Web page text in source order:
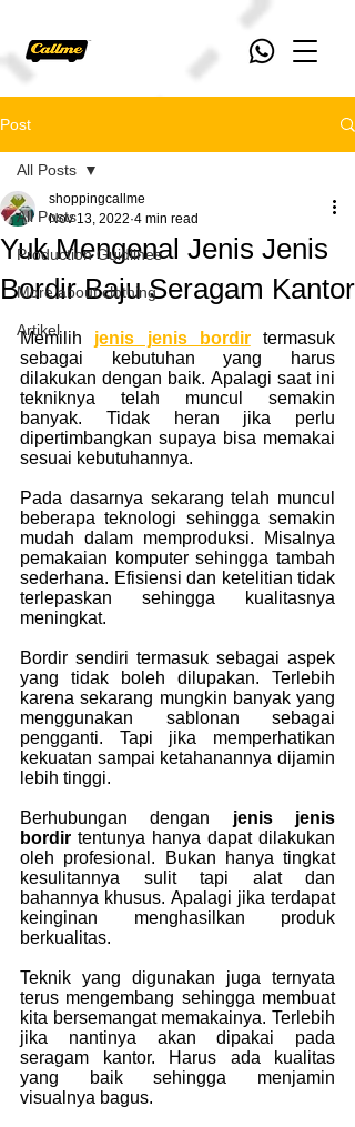
Post
All Posts
Production Guidlines
More about clothing
Artikel
All Posts
Yuk Mengenal Jenis Jenis
Bordir Baju Seragam Kantor
shoppingcallme
Nov 13, 2022 4 min read
Memilih jenis jenis bordir termasuk
sebagai kebutuhan yang harus
dilakukan dengan baik. Apalagi saat ini
tekniknya telah muncul semakin
banyak. Tidak heran jika perlu
dipertimbangkan supaya bisa memakai
sesuai kebutuhannya.
Pada dasarnya sekarang telah muncul
beberapa teknologi sehingga semakin
mudah dalam memproduksi. Misalnya
pemakaian komputer sehingga tambah
sederhana. Efisiensi dan ketelitian tidak
terlepaskan sehingga kualitasnya
meningkat.
Bordir sendiri termasuk sebagai aspek
yang tidak boleh dilupakan. Terlebih
karena sekarang mungkin banyak yang
menggunakan sablonan sebagai
pengganti. Tapi jika memperhatikan
kekuatan sampai ketahanannya dijamin
lebih tinggi.
Berhubungan dengan jenis jenis
bordir tentunya hanya dapat dilakukan
oleh profesional. Bukan hanya tingkat
kesulitannya sulit tapi alat dan
bahannya khusus. Apalagi jika terdapat
keinginan menghasilkan produk
berkualitas.
Teknik yang digunakan juga ternyata
terus mengembang sehingga membuat
kita bersemangat memakainya. Terlebih
jika nantinya akan dipakai pada
seragam kantor. Harus ada kualitas
yang baik sehingga menjamin
visualnya bagus.